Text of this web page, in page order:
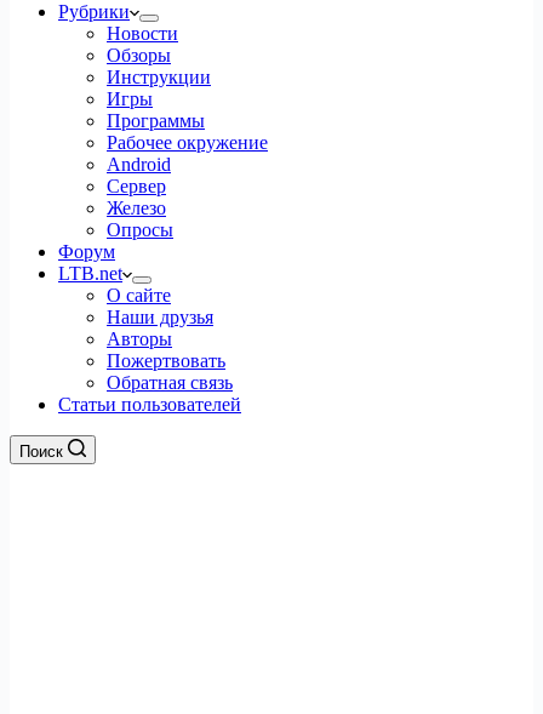
Рубрики
Новости
Обзоры
Инструкции
Игры
Программы
Рабочее окружение
Android
Сервер
Железо
Опросы
Форум
LTB.net
О сайте
Наши друзья
Авторы
Пожертвовать
Обратная связь
Статьи пользователей
Поиск